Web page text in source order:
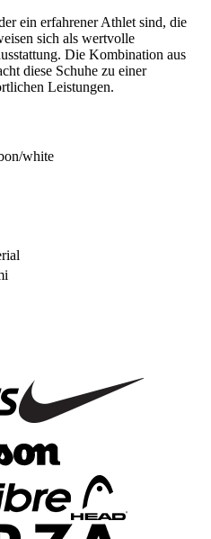
ein erfahrener Athlet sind, die
sich als wertvolle
Die Kombination aus
diese Schuhe zu einer
Leistungen.
white